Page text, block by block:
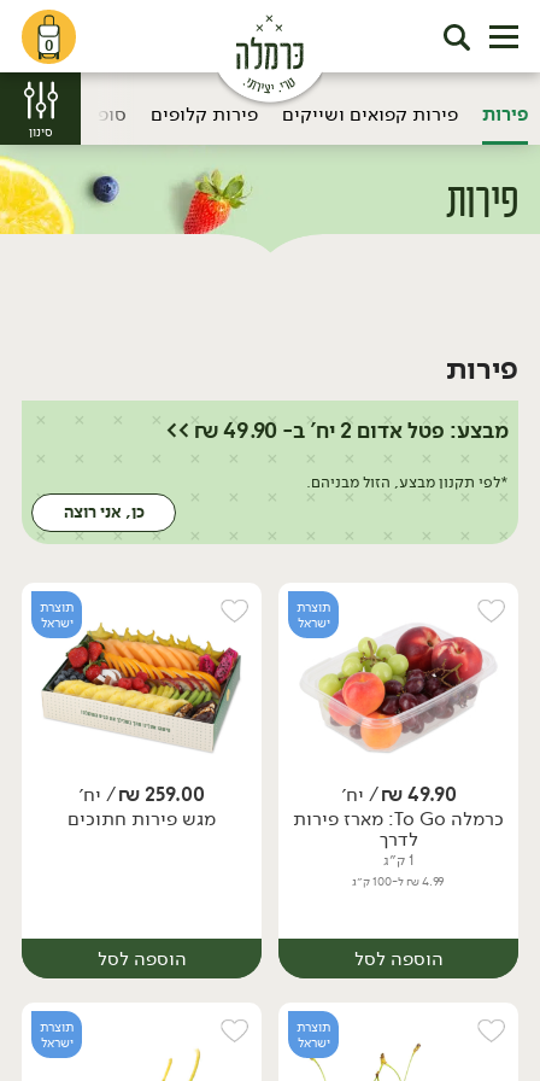
0
פירות
פירות פירות קפואים ושייקים פירות קלופים סופר פוד
סינון
פירות
מבצע: פטל אדום 2 יח' ב- 49.90 ₪ >>
*לפי תקנון מבצע, הזול מבניהם.
כן, אני רוצה
תוצרת
ישראל
49.90
₪/ יח׳
כרמלה To Go: מארז פירות
לדרך
1 ק״ג
4.99 ₪ ל-100 ק״ג
הוספה לסל
תוצרת
ישראל
259.00
₪/ יח׳
מגש פירות חתוכים
הוספה לסל
תוצרת
ישראל
תוצרת
ישראל